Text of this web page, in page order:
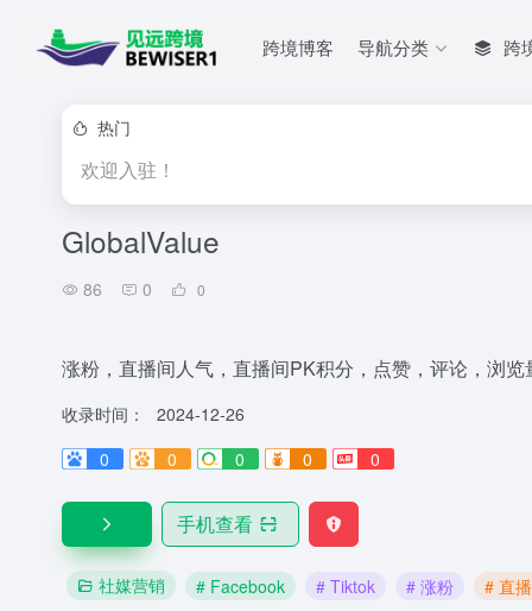
跨境博客 导航分类 跨
热门
欢迎入驻！
GlobalValue
86 0 0
涨粉，直播间人气，直播间PK积分，点赞，评论，浏览
收录时间：
2024-12-26
0
0 0 0 0
手机查看
社媒营销 # Facebook # Tiktok # 涨粉 # 直